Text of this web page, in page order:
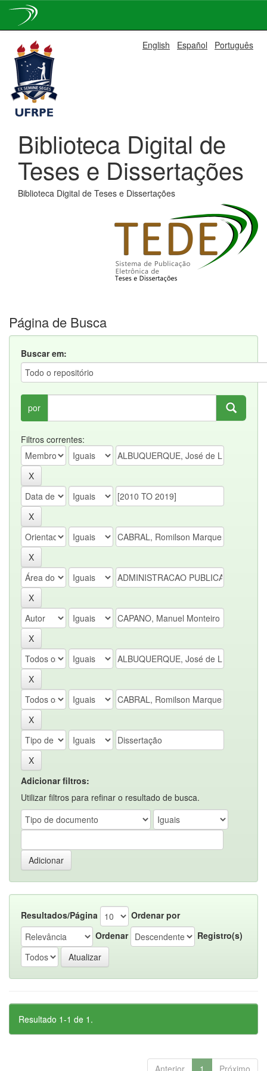
navigation
English Español Português
Biblioteca Digital de
Teses e Dissertações
Biblioteca Digital de Teses e Dissertações
Página de Busca
Buscar em:
por
Filtros correntes:
Adicionar filtros:
Utilizar filtros para refinar o resultado de busca.
Resultados/Página
Ordenar por
Ordenar
Registro(s)
Resultado 1-1 de 1.
Anterior 1 Próximo